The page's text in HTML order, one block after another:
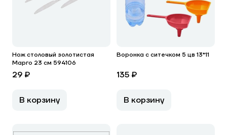
Нож столовый золотистая
Марго 23 см 594106
29 ₽
В корзину
Воронка с ситечком 5 цв 13*11
135 ₽
В корзину